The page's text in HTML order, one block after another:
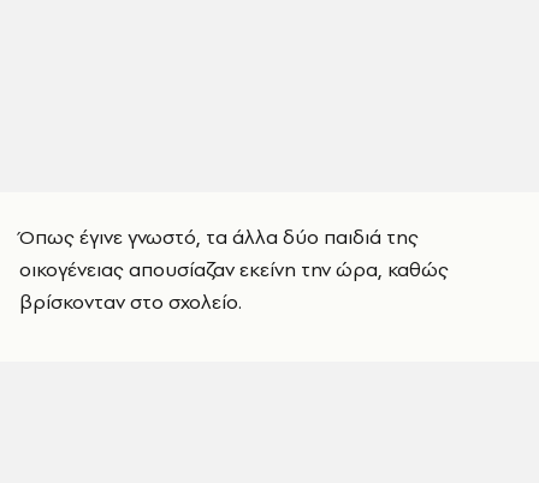
Όπως έγινε γνωστό, τα άλλα δύο παιδιά της
οικογένειας απουσίαζαν εκείνη την ώρα, καθώς
βρίσκονταν στο σχολείο.